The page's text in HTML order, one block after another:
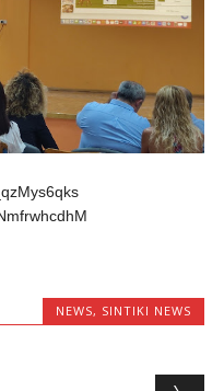
NEWS, SINTIKI NEWS